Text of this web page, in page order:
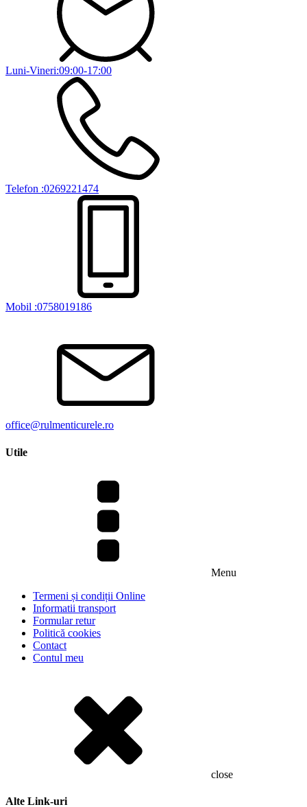
Luni-Vineri:09:00-17:00
Telefon :0269221474
Mobil :0758019186
office@rulmenticurele.ro
Utile
Menu
Termeni și condiții Online
Informatii transport
Formular retur
Politică cookies
Contact
Contul meu
close
Alte Link-uri